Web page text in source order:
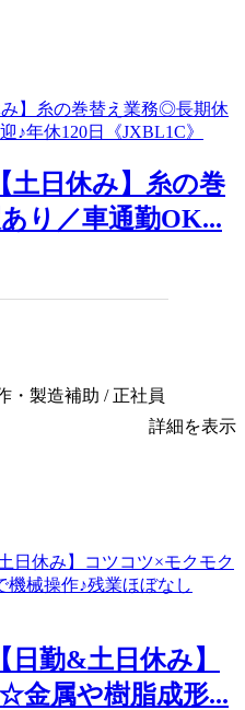
土日休み】糸の巻
り／車通勤OK...
・製造補助 / 正社員
詳細を表示
日勤&土日休み】
金属や樹脂成形...